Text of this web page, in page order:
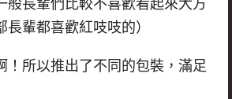
般長輩們比較不喜歡看起來大方
輩都喜歡紅吱吱的）
！所以推出了不同的包裝，滿足